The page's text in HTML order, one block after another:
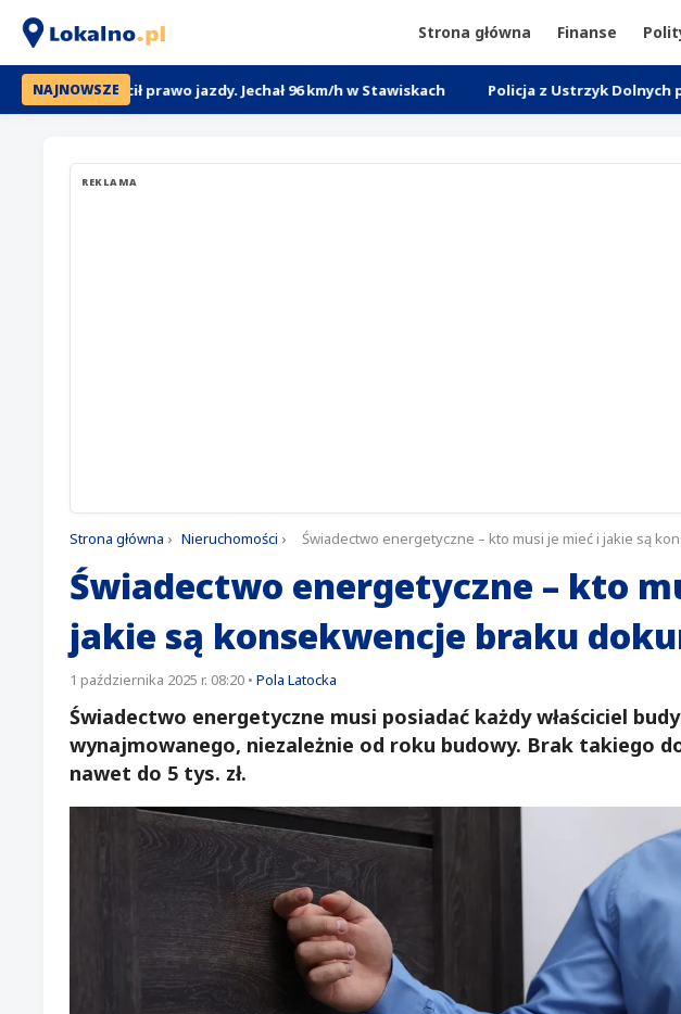
Strona główna Finanse
NAJNOWSZE
stracił prawo jazdy. Jechał 96 km/h w Stawiskach Policja z Ustrzyk Dolnych
REKLAMA
Strona główna › Nieruchomości › Świadectwo energetyczne – kto musi je mieć i jakie są
Świadectwo energetyczne – kto
jakie są konsekwencje braku
1 października 2025 r. 08:20 • Pola Latocka
Świadectwo energetyczne musi posiadać każdy właściciel
wynajmowanego, niezależnie od roku budowy. Brak takiego
nawet do 5 tys. zł.